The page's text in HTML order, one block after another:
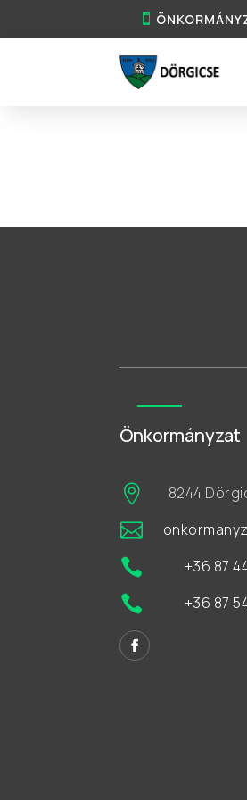
Önkormányzat
 8244

 +36 87
 +36 87